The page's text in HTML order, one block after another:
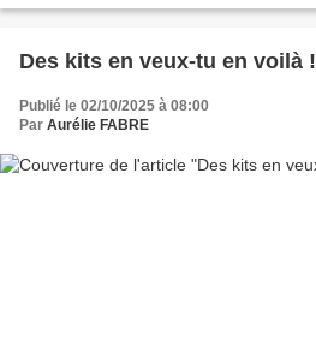
Des kits en veux-tu en voilà !
Publié le 02/10/2025 à 08:00
Par Aurélie FABRE